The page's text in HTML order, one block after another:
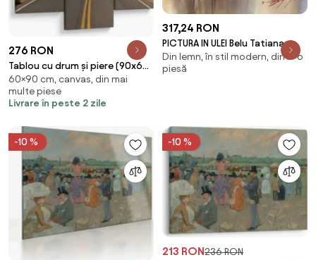
276 RON
Tablou cu drum și piere (90x60
cm)
60×90 cm, canvas, din mai
multe piese
Livrare în peste 2 zile
317,24 RON
PICTURA IN ULEI Belu Tatiana -
FLORAL - BT-15
Din lemn, în stil modern, dintr-o
piesă
-10 % -10 %
213 RON236 RON